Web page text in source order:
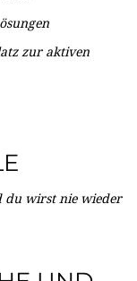
zur aktiven
du wirst nie wieder